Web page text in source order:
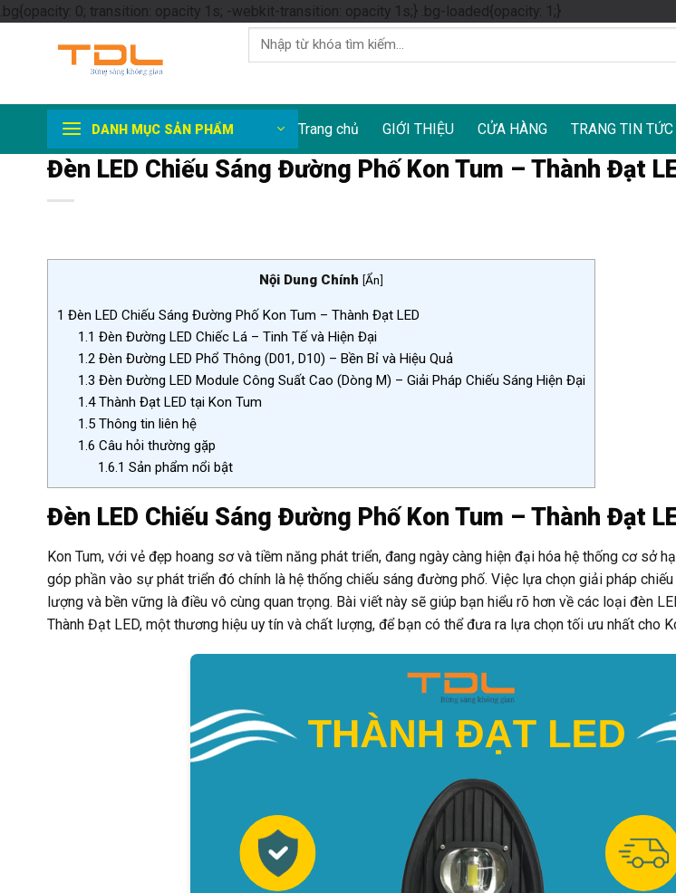
.bg{opacity: 0; transition: opacity 1s; -webkit-transition: opacity 1s;} .bg-loaded{opacity: 1;}Skip
to
Tìm
kiếm:
DANH MỤC SẢN PHẨM Trang chủ GIỚI THIỆU CỬA HÀNG TRANG TIN TỨC
Đèn LED Chiếu Sáng Đường Phố Kon Tum – Thành Đạt
Nội Dung Chính [Ẩn]
1 Đèn LED Chiếu Sáng Đường Phố Kon Tum – Thành Đạt LED
1.1 Đèn Đường LED Chiếc Lá – Tinh Tế và Hiện Đại
1.2Đèn Đường LED Phổ Thông (D01, D10) – Bền Bỉ và Hiệu Quả
1.3 Đèn Đường LED Module Công Suất Cao (Dòng M) – Giải Pháp Chiếu Sáng Hiện Đại
1.4Thành Đạt LED tại Kon Tum
1.5Thông tin liên hệ
1.6 Câu hỏi thường gặp
1.6.1 Sản phẩm nổi bật
Đèn LED Chiếu Sáng Đường Phố Kon Tum – Thành Đạt
Kon Tum, với vẻ đẹp hoang sơ và tiềm năng phát triển, đang ngày càng hiện đại hóa hệ thống cơ sở
góp phần vào sự phát triển đó chính là hệ thống chiếu sáng đường phố. Việc lựa chọn giải pháp
lượng và bền vững là điều vô cùng quan trọng. Bài viết này sẽ giúp bạn hiểu rõ hơn về các loại đèn
Thành Đạt LED, một thương hiệu uy tín và chất lượng, để bạn có thể đưa ra lựa chọn tối ưu nhất cho